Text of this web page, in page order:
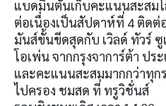
แบดมินตันเก็บคะแนนสะสมโ
ต่อเนื่องเป็นสัปดาห์ที่ 4 ติด
มันส์ขั้นขีดสุดกับ เวิลด์ ทัวร์ ซู
โอเพ่น จากกรุงจาการ์ต้า ปร
และคะแนนสะสมมากกว่าทุก
ไปครอง ชมสด ที่ ทรูวิชั่นส์